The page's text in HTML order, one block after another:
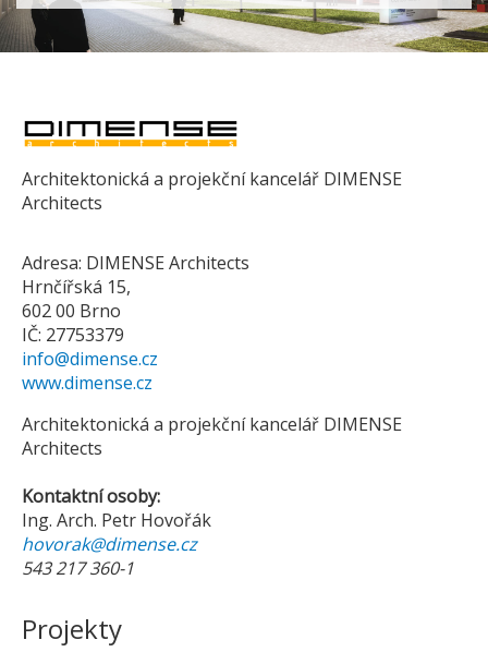
Architektonická a projekční kancelář DIMENSE
Architects
Adresa: DIMENSE Architects
Hrnčířská 15,
602 00 Brno
IČ: 27753379
info@dimense.cz
www.dimense.cz
Architektonická a projekční kancelář DIMENSE
Architects
Kontaktní osoby:
Ing. Arch. Petr Hovořák
hovorak@dimense.cz
543 217 360-1
Projekty